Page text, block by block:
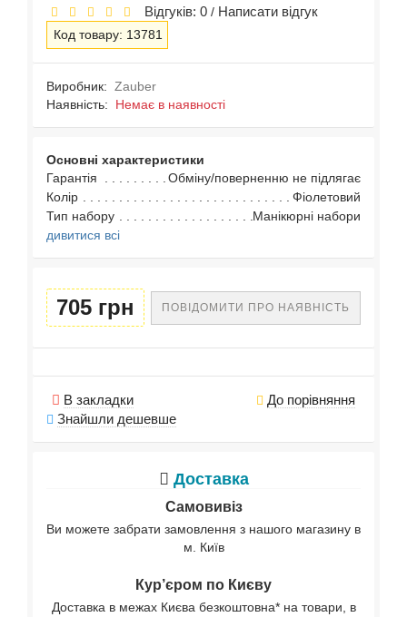
Відгуків: 0 / Написати відгук
Код товару: 13781
Виробник: Zauber
Наявність: Немає в наявності
Основні характеристики
Гарантія
Обміну/поверненню не підлягає
Колір
Фіолетовий
Тип набору
Манікюрні набори
дивитися всі
705 грн ПОВІДОМИТИ ПРО НАЯВНІСТЬ
В закладки
До порівняння
Знайшли дешевше
Доставка
Самовивіз
Ви можете забрати замовлення з нашого магазину в
м. Київ
Кур’єром по Києву
Доставка в межах Києва безкоштовна* на товари, в